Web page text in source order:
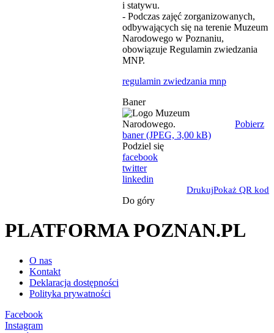
i statywu.
- Podczas zajęć zorganizowanych,
odbywających się na terenie Muzeum
Narodowego w Poznaniu,
obowiązuje Regulamin zwiedzania
MNP.
regulamin zwiedzania mnp
Baner
Pobierz
baner (JPEG, 3,00 kB)
Podziel się
facebook
twitter
linkedin
DrukujPokaż QR kod
Do góry
PLATFORMA POZNAN.PL
O nas
Kontakt
Deklaracja dostępności
Polityka prywatności
Facebook
Instagram